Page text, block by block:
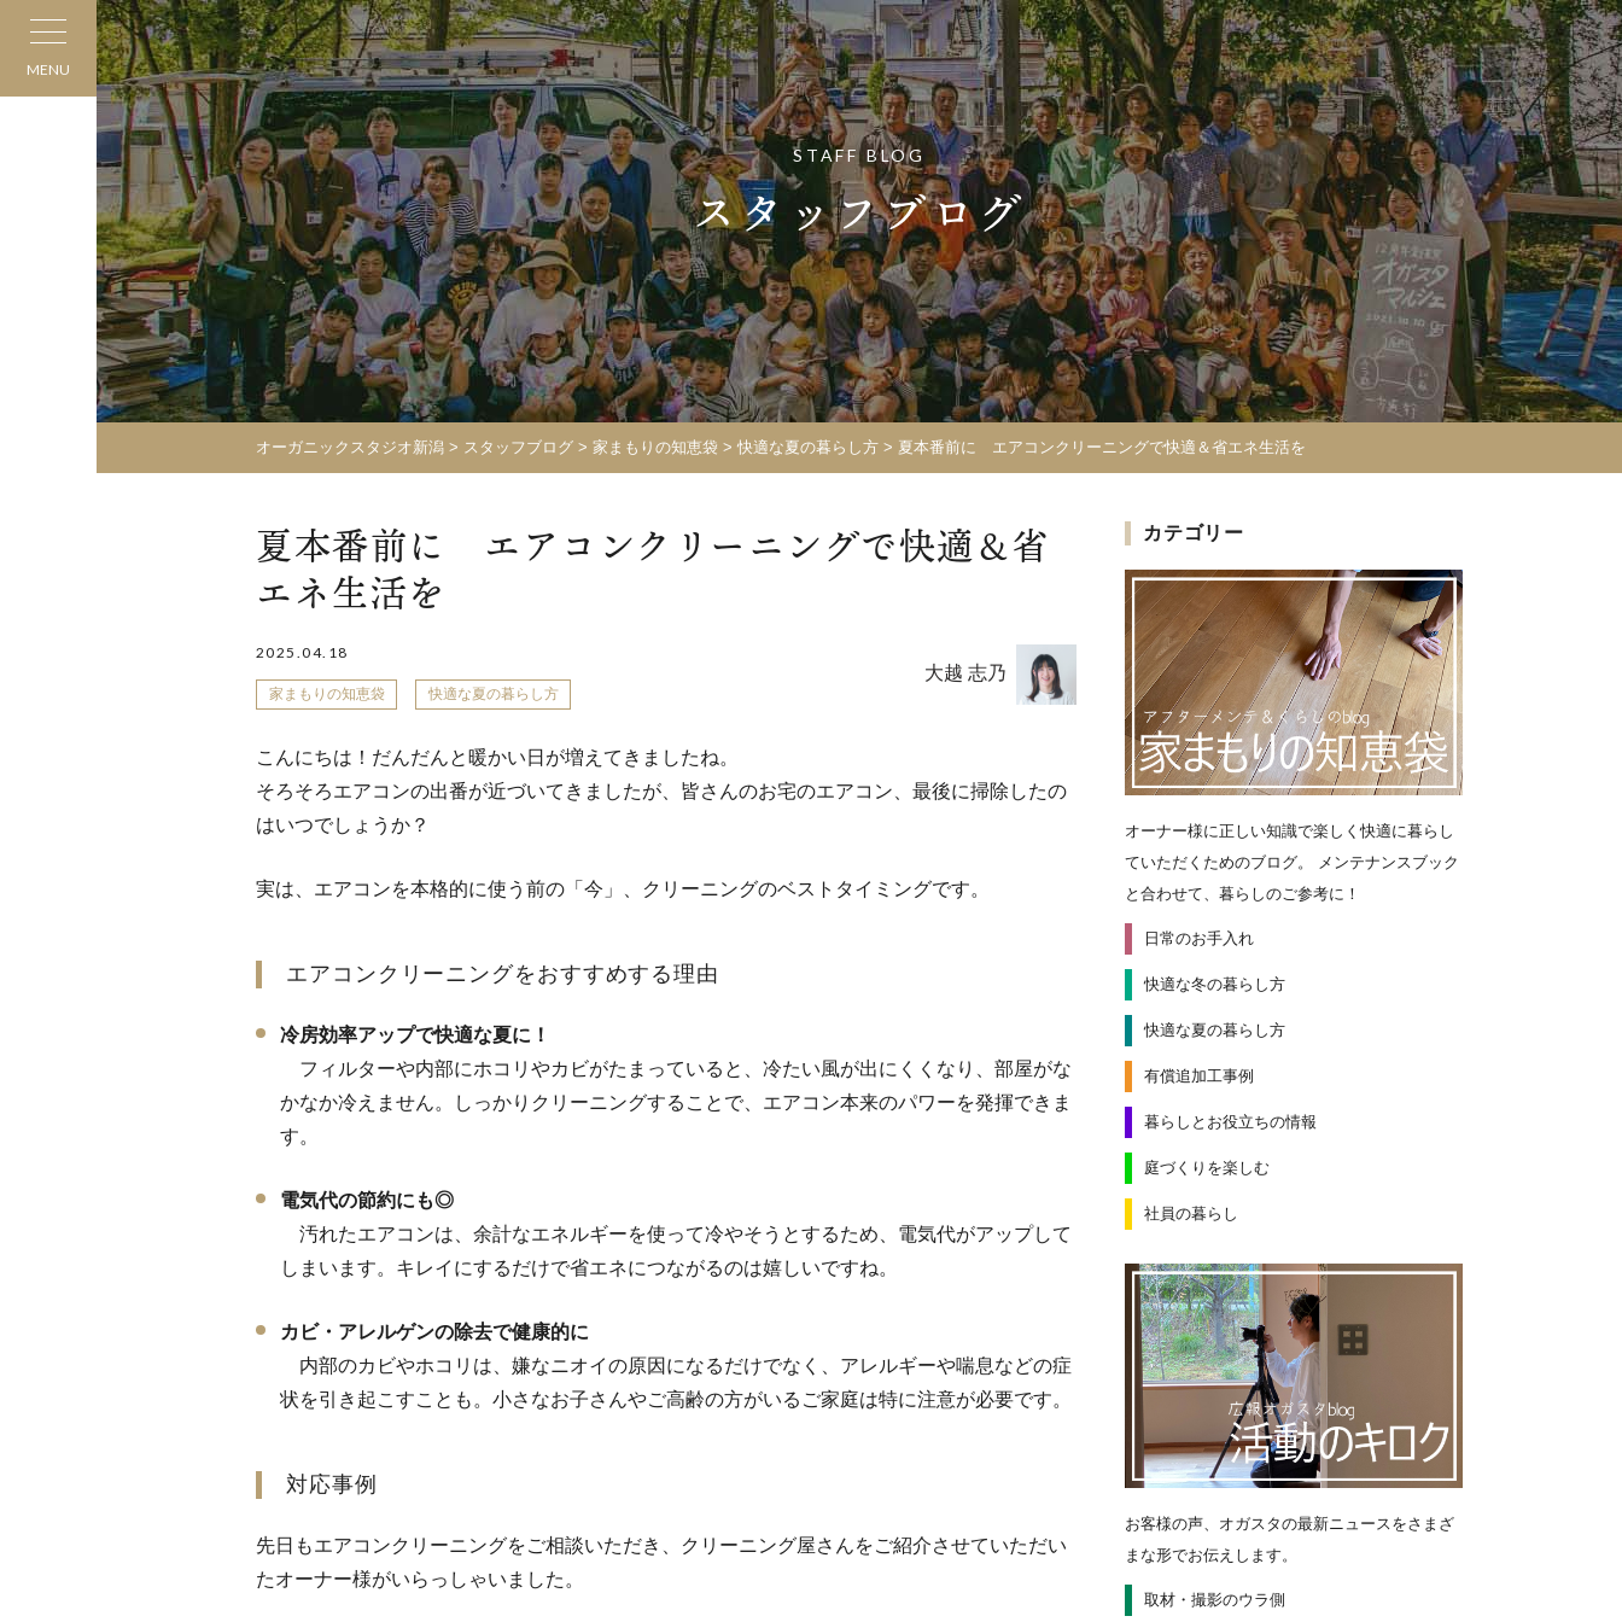
MENU
STAFF BLOG
スタッフブログ
オーガニックスタジオ新潟 > スタッフブログ > 家まもりの知恵袋 > 快適な夏の暮らし方 > 夏本番前に エアコンクリーニングで快適＆省エネ生活を
夏本番前に エアコンクリーニングで快適＆省
エネ生活を
2025.04.18
家まもりの知恵袋 快適な夏の暮らし方
大越 志乃
こんにちは！だんだんと暖かい日が増えてきましたね。
そろそろエアコンの出番が近づいてきましたが、皆さんのお宅のエアコン、最後に掃除したの
はいつでしょうか？
実は、エアコンを本格的に使う前の「今」、クリーニングのベストタイミングです。
エアコンクリーニングをおすすめする理由
冷房効率アップで快適な夏に！
フィルターや内部にホコリやカビがたまっていると、冷たい風が出にくくなり、部屋がな
かなか冷えません。しっかりクリーニングすることで、エアコン本来のパワーを発揮できま
す。
電気代の節約にも◎
汚れたエアコンは、余計なエネルギーを使って冷やそうとするため、電気代がアップして
しまいます。キレイにするだけで省エネにつながるのは嬉しいですね。
カビ・アレルゲンの除去で健康的に
内部のカビやホコリは、嫌なニオイの原因になるだけでなく、アレルギーや喘息などの症
状を引き起こすことも。小さなお子さんやご高齢の方がいるご家庭は特に注意が必要です。
対応事例
先日もエアコンクリーニングをご相談いただき、クリーニング屋さんをご紹介させていただい
たオーナー様がいらっしゃいました。
カテゴリー
オーナー様に正しい知識で楽しく快適に暮らし
ていただくためのブログ。
メンテナンスブック
と合わせて、暮らしのご参考に！
日常のお手入れ
快適な冬の暮らし方
快適な夏の暮らし方
有償追加工事例
暮らしとお役立ちの情報
庭づくりを楽しむ
社員の暮らし
お客様の声、オガスタの最新ニュースをさまざ
まな形でお伝えします。
取材・撮影のウラ側